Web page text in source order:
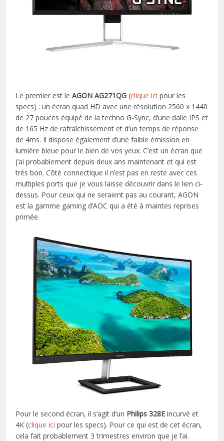
Le premier est leAGON AG271QG (clique ici pour les
specs) : un écran quad HD avec une résolution 2560 x 1440
de 27 pouces équipé de la techno G-Sync, d’une dalle IPS et
de 165 Hz de rafraîchissement et d’un temps de réponse
de 4ms. Il dispose également d’une faible émission en
lumière bleue pour le bien de vos yeux. C’est un écran que
j’ai probablement depuis deux ans maintenant et qui est
très bon. Côté connectique il n’est pas en reste avec ces
multiples ports que je vous laisse découvrir dans le lien ci-
dessus. Pour ceux qui ne seraient pas au courant, AGON
est la gamme gaming d’AOC qui a été à maintes reprises
primée.
Pour le second écran, il s’agit d’un Philips 328E incurvé et
4K (clique ici pour les specs). Pour ce qui est de cet écran,
cela fait probablement 3 trimestres environ que je l’ai.